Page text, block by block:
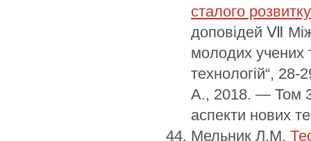
сталого розвитку
доповідей Ⅶ
молодих учених
технологій“,
А., 2018. — Том
аспекти нових
Мельник Л.М.